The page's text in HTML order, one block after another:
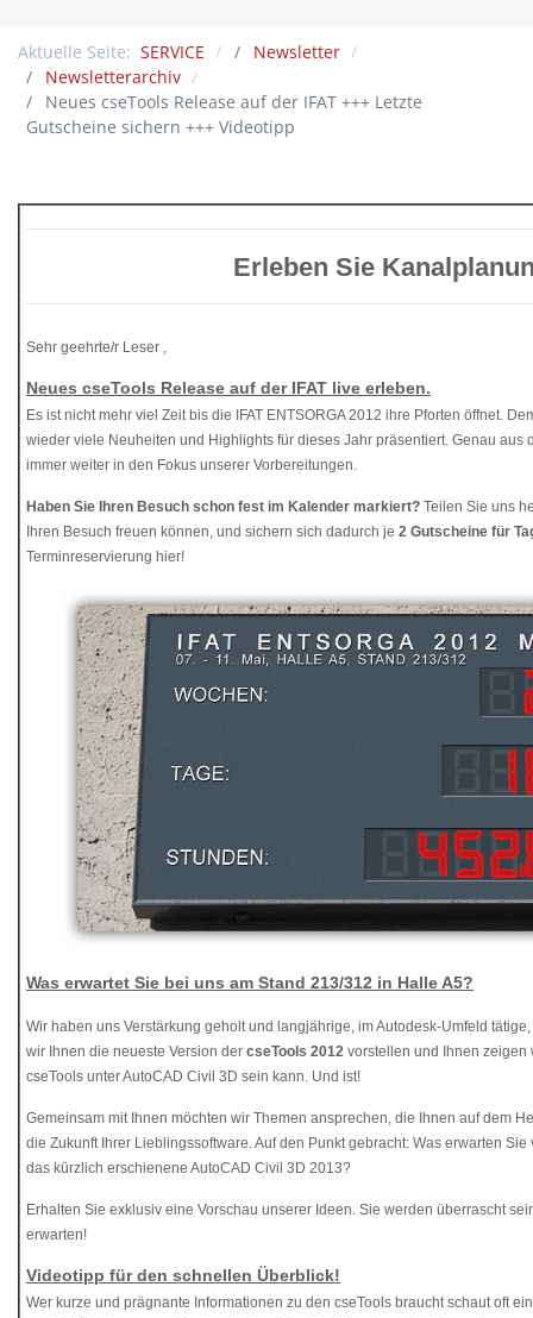
Aktuelle Seite: SERVICE
Newsletter
Newsletterarchiv
Neues cseTools Release auf der IFAT +++ Letzte
Gutscheine sichern +++ Videotipp
Erleben Sie
Sehr geehrte/r Leser ,
Neues cseTools Release auf der IFAT live erleben.
Es ist nicht mehr viel Zeit bis die IFAT ENTSORGA 2012 ihre Pforten öffnet.
wieder viele Neuheiten und Highlights für dieses Jahr präsentiert. Genau aus
immer weiter in den Fokus unserer Vorbereitungen.
Haben Sie Ihren Besuch schon fest im Kalender markiert? Teilen Sie uns
Ihren Besuch freuen können, und sichern sich dadurch je 2 Gutscheine für
Terminreservierung hier!
Was erwartet Sie bei uns am Stand 213/312 in Halle A5?
Wir haben uns Verstärkung geholt und langjährige, im Autodesk-Umfeld
wir Ihnen die neueste Version der cseTools 2012 vorstellen und Ihnen
cseTools unter AutoCAD Civil 3D sein kann. Und ist!
Gemeinsam mit Ihnen möchten wir Themen ansprechen, die Ihnen auf dem
die Zukunft Ihrer Lieblingssoftware. Auf den Punkt gebracht: Was erwarten
das kürzlich erschienene AutoCAD Civil 3D 2013?
Erhalten Sie exklusiv eine Vorschau unserer Ideen. Sie werden überrascht
erwarten!
Videotipp für den schnellen Überblick!
Wer kurze und prägnante Informationen zu den cseTools braucht schaut oft